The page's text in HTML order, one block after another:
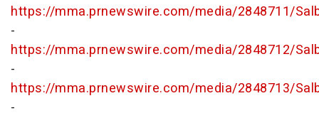
https://mma.prnewswire.com/media/2848711/
-
https://mma.prnewswire.com/media/2848712/
-
https://mma.prnewswire.com/media/2848713/
-